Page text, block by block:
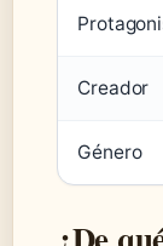
Creador
Género